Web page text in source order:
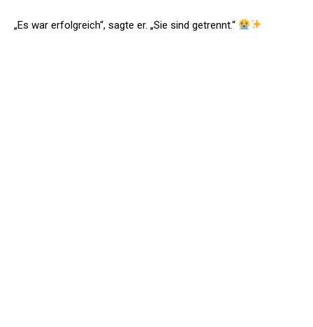
„Es war erfolgreich“, sagte er. „Sie sind getrennt.“